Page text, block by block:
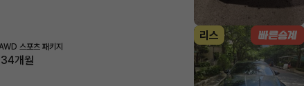
스포츠 패키지
34개월
리스